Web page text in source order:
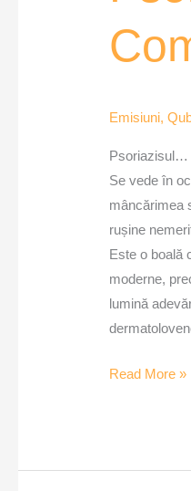
Emisiuni,
Psoriazisul…
Se vede în
mâncărimea
rușine
Este o boală
moderne,
lumină
Read More »